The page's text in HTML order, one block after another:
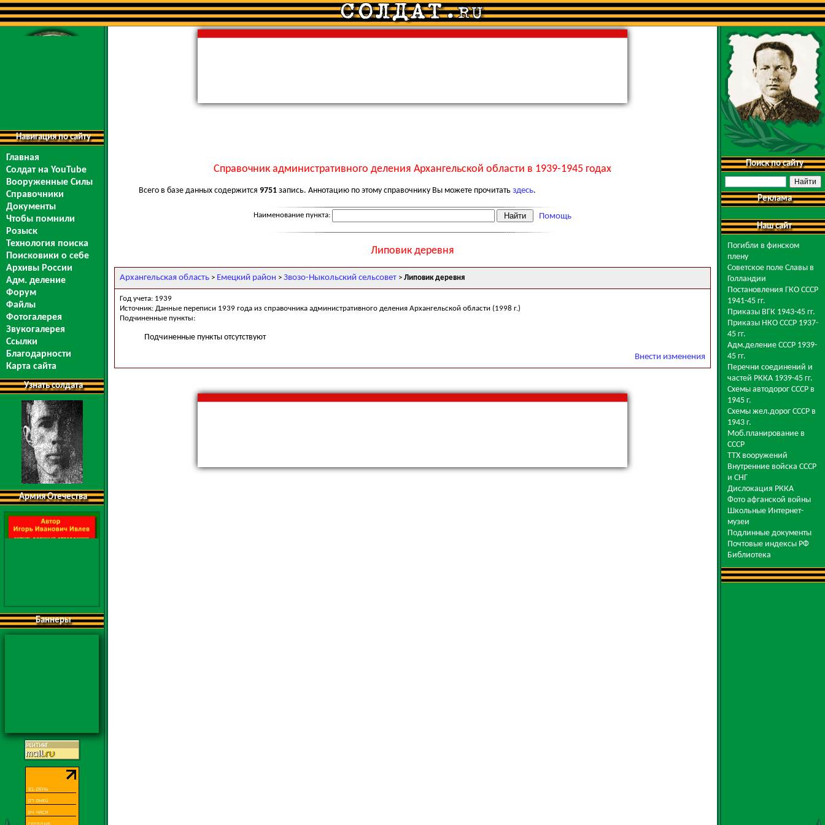
Навигация по сайту
Главная
Солдат на YouTube
Вооруженные Силы
Справочники
Документы
Чтобы помнили
Розыск
Технология поиска
Поисковики о себе
Архивы России
Адм. деление
Форум
Файлы
Фотогалерея
Звукогалерея
Ссылки
Благодарности
Карта сайта
Узнать солдата
Армия Отечества
Баннеры
Справочник административного деления Архангельской области в 1939-1945 годах
Всего в базе данных содержится 9751 запись. Аннотацию по этому справочнику Вы можете прочитать здесь.
Наименование пункта: Помощь
Липовик деревня
Архангельская область > Емецкий район > Звозо-Ныкольский сельсовет > Липовик деревня
Год учета: 1939
Источник: Данные переписи 1939 года из справочника административного деления Архангельской области (1998 г.)
Подчиненные пункты:
Подчиненные пункты отсутствуют
Внести изменения
Поиск по сайту
Реклама
Наш сайт
Погибли в финском
плену
Советское поле Славы в
Голландии
Постановления ГКО СССР
1941-45 гг.
Приказы ВГК 1943-45 гг.
Приказы НКО СССР 1937-
45 гг.
Адм.деление СССР 1939-
45 гг.
Перечни соединений и
частей РККА 1939-45 гг.
Схемы автодорог СССР в
1945 г.
Схемы жел.дорог СССР в
1943 г.
Моб.планирование в
СССР
ТТХ вооружений
Внутренние войска СССР
и СНГ
Дислокация РККА
Фото афганской войны
Школьные Интернет-
музеи
Подлинные документы
Почтовые индексы РФ
Библиотека